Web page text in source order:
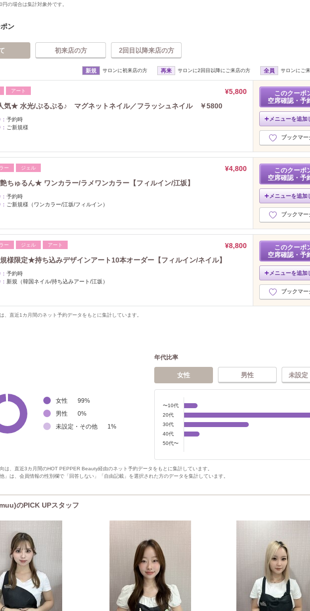
の場合は集計対象外です。
ン
初来店の方 2回目以降来店の方
新規 サロンに初来店の方 再来 サロンに2回目以降にご来店の方 全員 サロンにご
アート
¥5,800
気★ 水光/ぷるぷる♪ マグネットネイル／フラッシュネイル ￥5800
予約時
ご新規様
このクーポ
空席確認・予
メニューを追加
ブックマー
ー ジェル
¥4,800
ちゅるん★ ワンカラー/ラメワンカラー【フィルイン/江坂】
予約時
ご新規様（ワンカラー/江坂/フィルイン）
このクーポ
空席確認・予
メニューを追加
ブックマー
ー ジェル アート
¥8,800
様限定★持ち込みデザインアート10本オーダー【フィルイン/ネイル】
予約時
新規（韓国ネイル/持ち込みアート/江坂）
このクーポ
空席確認・予
メニューを追加
ブックマー
、直近1カ月間のネット予約データをもとに集計しています。
女性 99%
男性
0%
未設定・その他
1 %
年代比率
女性 男性 未設定
〜10代
20代
30代
40代
50代〜
は、直近3カ月間のHOT PEPPER Beauty経由のネット予約データをもとに集計しています。
」は、会員情報の性別欄で「回答しない」「自由記載」を選択された方のデータを集計しています。
のPICK UPスタッフ